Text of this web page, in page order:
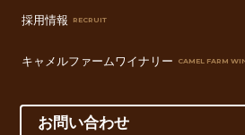
採用情報 RECRUIT
キャメルファームワイナリー CAMEL FARM
お問い合わせ